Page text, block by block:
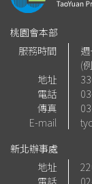
桃園會本部
服務時間
(
地址
電話
傳真
E-mail
新北辦事處
地址
電話